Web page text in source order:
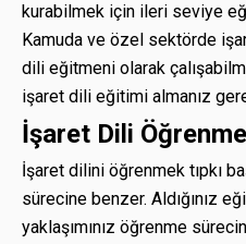
kurabilmek için ileri seviye
Kamuda ve özel sektörde
dili eğitmeni olarak
işaret dili eğitimi almanız
İşaret Dili
İşaret dilini öğrenmek tıpkı
sürecine benzer. Aldığınız
yaklaşımınız öğrenme